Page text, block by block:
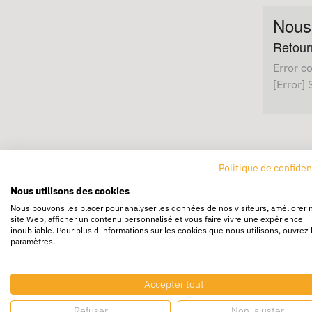
Error
[Error]
Politique de
Nous utilisons des cookies
Nous pouvons les placer pour analyser les données de nos visiteurs, améliorer
site Web, afficher un contenu personnalisé et vous faire vivre une expérience
inoubliable. Pour plus d'informations sur les cookies que nous utilisons, ouvrez
paramètres.
Accepter tout